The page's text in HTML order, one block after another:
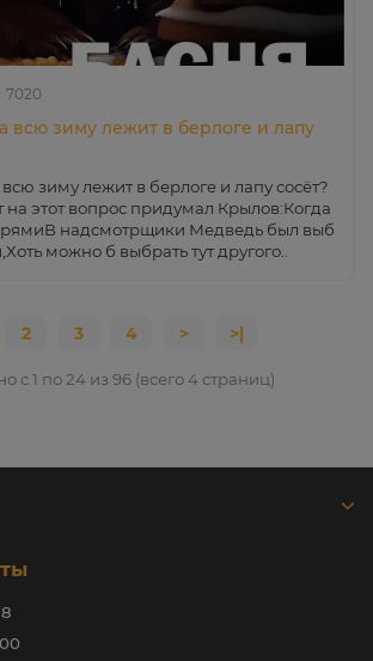
7020
всю зиму лежит в берлоге и лапу
зиму лежит в берлоге и лапу сосёт?
на этот вопрос придумал Крылов:Когда
надсмотрщики Медведь был выб
можно б выбрать тут другого..
2 3 4 > >|
с 1 по 24 из 96 (всего 4 страниц)